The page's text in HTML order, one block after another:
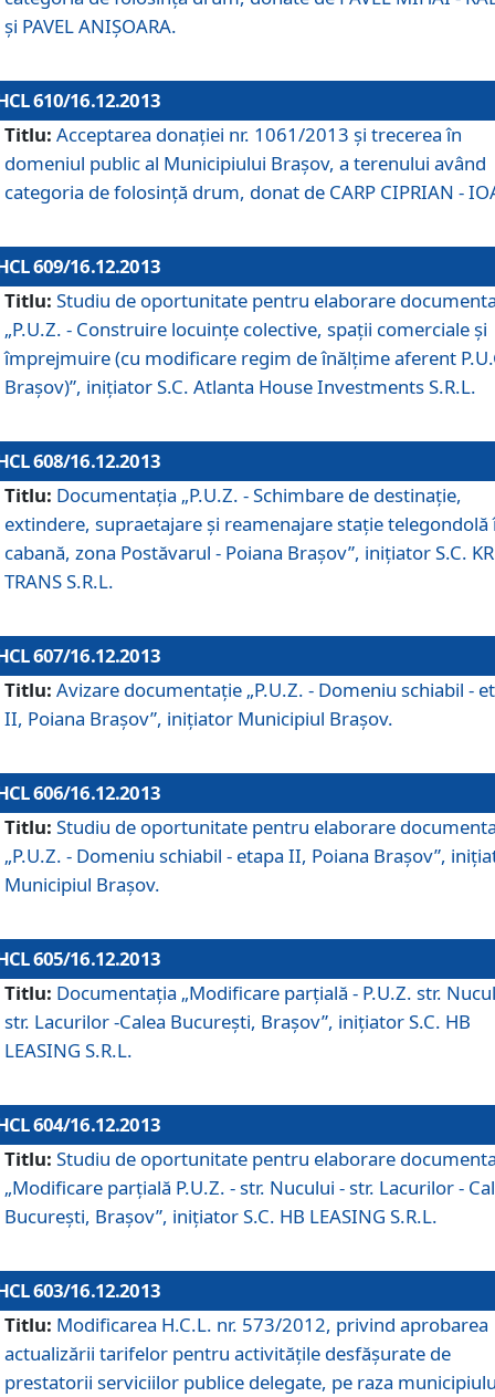
şi PAVEL ANIŞOARA.
610/16.12.2013
Titlu: Acceptarea donaţiei nr. 1061/2013 şi trecerea în
domeniul public al Municipiului Braşov, a terenului având
categoria de folosinţă drum, donat de CARP CIPRIAN -
609/16.12.2013
Titlu: Studiu de oportunitate pentru elaborare
„P.U.Z. - Construire locuinţe colective, spaţii comerciale şi
împrejmuire (cu modificare regim de înălţime aferent
Braşov)”, iniţiator S.C. Atlanta House Investments S.R.L.
608/16.12.2013
Titlu: Documentaţia „P.U.Z. - Schimbare de destinaţie,
extindere, supraetajare şi reamenajare staţie telegondolă
cabană, zona Postăvarul - Poiana Braşov”, iniţiator S.C.
TRANS S.R.L.
607/16.12.2013
Titlu: Avizare documentaţie „P.U.Z. - Domeniu schiabil -
II, Poiana Braşov”, iniţiator Municipiul Braşov.
606/16.12.2013
Titlu: Studiu de oportunitate pentru elaborare
„P.U.Z. - Domeniu schiabil - etapa II, Poiana Braşov”,
Municipiul Braşov.
605/16.12.2013
Titlu: Documentaţia „Modificare parţială - P.U.Z. str.
str. Lacurilor -Calea Bucureşti, Braşov”, iniţiator S.C. HB
LEASING S.R.L.
604/16.12.2013
Titlu: Studiu de oportunitate pentru elaborare
„Modificare parţială P.U.Z. - str. Nucului - str. Lacurilor -
Bucureşti, Braşov”, iniţiator S.C. HB LEASING S.R.L.
603/16.12.2013
Titlu: Modificarea H.C.L. nr. 573/2012, privind aprobarea
actualizării tarifelor pentru activităţile desfăşurate de
prestatorii serviciilor publice delegate, pe raza